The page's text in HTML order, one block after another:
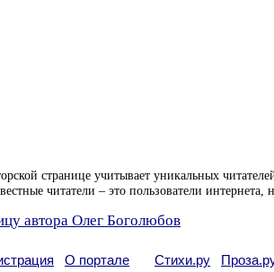
странице учитывает уникальных
читатели – это пользователи интернета,
автора Олег Боголюбов
О портале Стихи.ру